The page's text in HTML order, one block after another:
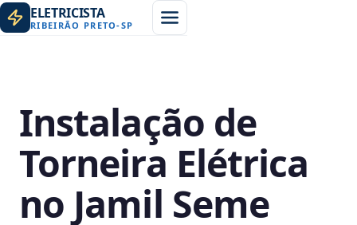
ELETRICISTA
RIBEIRÃO PRETO-SP
Instalação de
Torneira Elétrica
no Jamil Seme